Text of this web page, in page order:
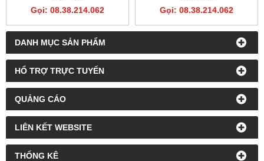
DANH MỤC SẢN PHẨM
HỔ TRỢ TRỰC TUYẾN
QUẢNG CÁO
LIÊN KẾT WEBSITE
THỐNG KÊ
Gọi: 08.38.214.062
Gọi: 08.38.214.062